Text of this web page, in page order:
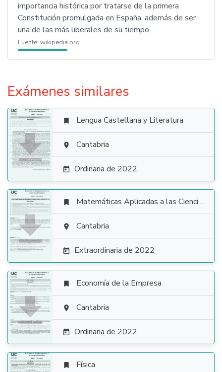
importancia histórica por tratarse de la primera
Constitución promulgada en España, además de ser
una de las más liberales de su tiempo.
Fuente: wikipedia.org
Exámenes similares

 Lengua Castellana y Literatura
 Cantabria
 Ordinaria de 2022

 Matemáticas Aplicadas a las Ciencias Sociales
 Cantabria
 Extraordinaria de 2022

 Economía de la Empresa
 Cantabria
 Ordinaria de 2022
 Física